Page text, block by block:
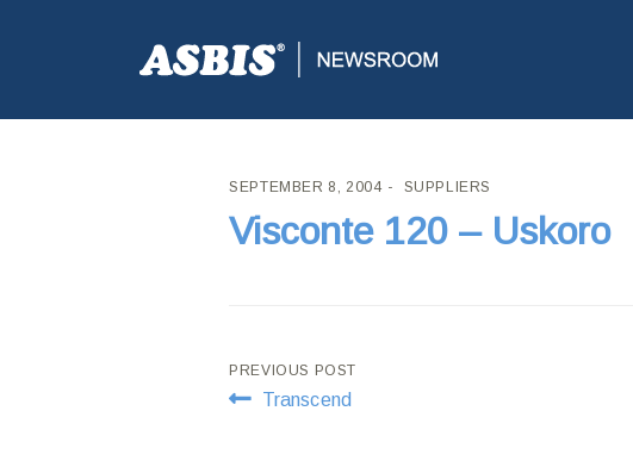
ASBIS CROATIA>SUPPLIERS> VISCONTE 120 – USKORO
SEPTEMBER 8, 2004 SUPPLIERS
Visconte 120 – Uskoro
Post
PREVIOUS POST
Transcend